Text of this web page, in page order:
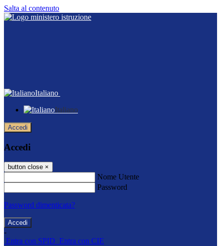
Salta al contenuto
Italiano
Italiano
Accedi
Accedi
button close ×
Nome Utente
Password
Password dimenticata?
-
Entra con SPID Entra con CIE